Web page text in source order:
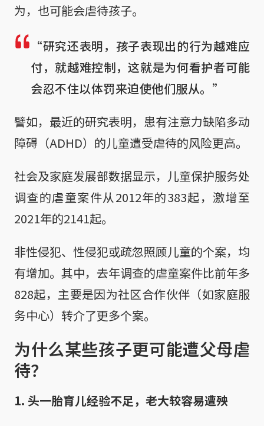
为，也可能会虐待孩子。
“研究还表明，孩子表现出的行为越难应
付，就越难控制，这就是为何看护者可能
会忍不住以体罚来迫使他们服从。”
譬如，最近的研究表明，患有注意力缺陷多动
障碍（ADHD）的儿童遭受虐待的风险更高。
社会及家庭发展部数据显示，儿童保护服务处
调查的虐童案件从2012年的383起，激增至
2021年的2141起。
非性侵犯、性侵犯或疏忽照顾儿童的个案，均
有增加。其中，去年调查的虐童案件比前年多
828起，主要是因为社区合作伙伴（如家庭服
务中心）转介了更多个案。
为什么某些孩子更可能遭父母虐
待？
1. 头一胎育儿经验不足，老大较容易遭殃